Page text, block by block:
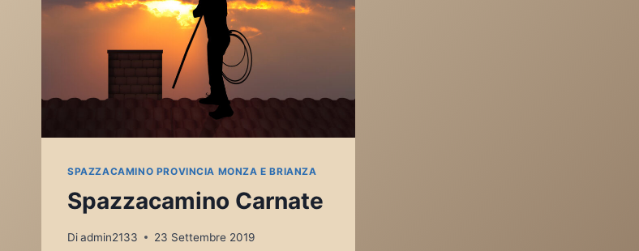
SPAZZACAMINO PROVINCIA MONZA E BRIANZA
Spazzacamino Carnate
Diadmin2133 23 Settembre 2019